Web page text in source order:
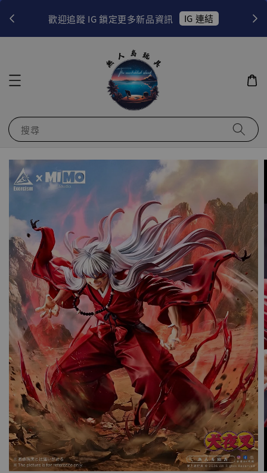
歡迎追蹤 IG 鎖定更多新品資訊 IG 連結
搜尋